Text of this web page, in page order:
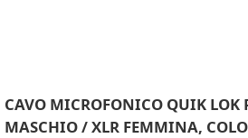
CAVO MICROFONICO QUIK LOK
MASCHIO / XLR FEMMINA,